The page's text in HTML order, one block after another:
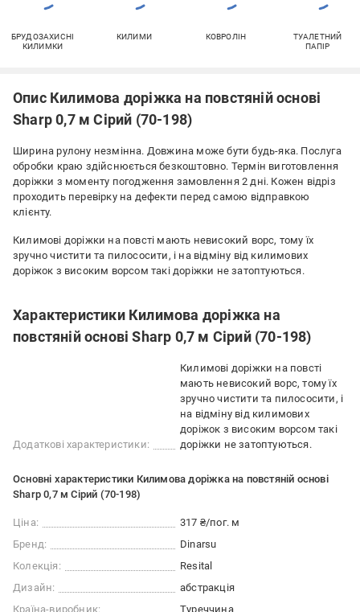
БРУДОЗАХИСНІ
КИЛИМКИ
КИЛИМИ КОВРОЛІН
ТУАЛЕТНИЙ
ПАПІР
Опис Килимова доріжка на повстяній основі
Sharp 0,7 м Сірий (70-198)
Ширина рулону незмінна. Довжина може бути будь-яка. Послуга
обробки краю здійснюється безкоштовно. Термін виготовлення
доріжки з моменту погодження замовлення 2 дні. Кожен відріз
проходить перевірку на дефекти перед самою відправкою
клієнту.
Килимові доріжки на повсті мають невисокий ворс, тому їх
зручно чистити та пилососити, і на відміну від килимових
доріжок з високим ворсом такі доріжки не затоптуються.
Характеристики Килимова доріжка на
повстяній основі Sharp 0,7 м Сірий (70-198)
Додаткові характеристики:
Килимові доріжки на повсті
мають невисокий ворс, тому їх
зручно чистити та пилососити, і
на відміну від килимових
доріжок з високим ворсом такі
доріжки не затоптуються.
Основні характеристики Килимова доріжка на повстяній основі
Sharp 0,7 м Сірий (70-198)
Ціна:
317 ₴/пог. м
Бренд:
Dinarsu
Колекція:
Resital
Дизайн:
абстракція
Країна-виробник:
Туреччина